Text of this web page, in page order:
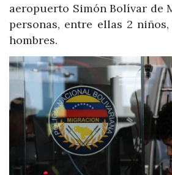
aeropuerto Simón Bolívar de
personas, entre ellas 2
hombres.